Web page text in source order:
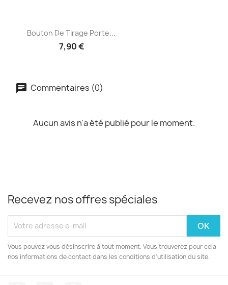
Bouton De Tirage Porte...
7,90 €
Commentaires (0)
Aucun avis n'a été publié pour le moment.
Recevez nos offres spéciales
Vous pouvez vous désinscrire à tout moment. Vous trouverez pour cela
nos informations de contact dans les conditions d'utilisation du site.